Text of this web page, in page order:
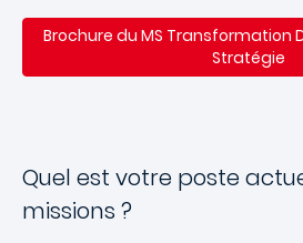
Brochure du MS Transformation
Stratégie
Quel est votre poste
missions ?